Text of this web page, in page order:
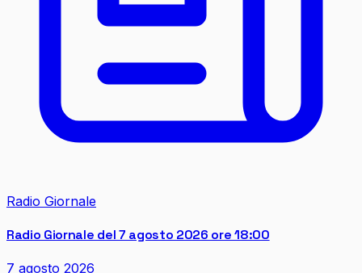
Radio Giornale
Radio Giornale del 7 agosto 2026 ore 18:00
7 agosto 2026